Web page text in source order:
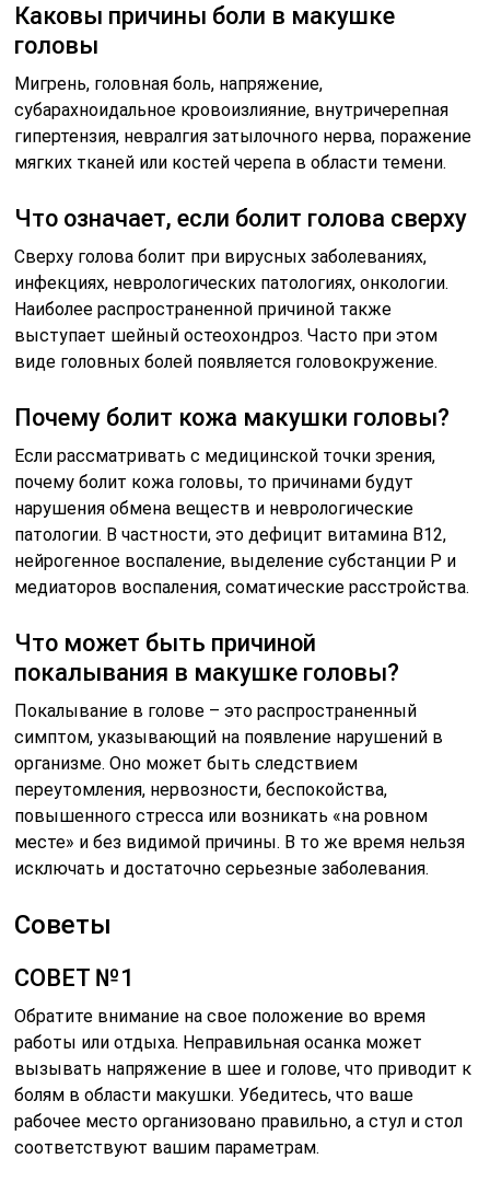
Каковы причины боли в макушке
головы
Мигрень, головная боль, напряжение,
субарахноидальное кровоизлияние, внутричерепная
гипертензия, невралгия затылочного нерва, поражение
мягких тканей или костей черепа в области темени.
Что означает, если болит голова сверху
Сверху голова болит при вирусных заболеваниях,
инфекциях, неврологических патологиях, онкологии.
Наиболее распространенной причиной также
выступает шейный остеохондроз. Часто при этом
виде головных болей появляется головокружение.
Почему болит кожа макушки головы?
Если рассматривать с медицинской точки зрения,
почему болит кожа головы, то причинами будут
нарушения обмена веществ и неврологические
патологии. В частности, это дефицит витамина В12,
нейрогенное воспаление, выделение субстанции Р и
медиаторов воспаления, соматические расстройства.
Что может быть причиной
покалывания в макушке головы?
Покалывание в голове – это распространенный
симптом, указывающий на появление нарушений в
организме. Оно может быть следствием
переутомления, нервозности, беспокойства,
повышенного стресса или возникать «на ровном
месте» и без видимой причины. В то же время нельзя
исключать и достаточно серьезные заболевания.
Советы
СОВЕТ №1
Обратите внимание на свое положение во время
работы или отдыха. Неправильная осанка может
вызывать напряжение в шее и голове, что приводит к
болям в области макушки. Убедитесь, что ваше
рабочее место организовано правильно, а стул и стол
соответствуют вашим параметрам.